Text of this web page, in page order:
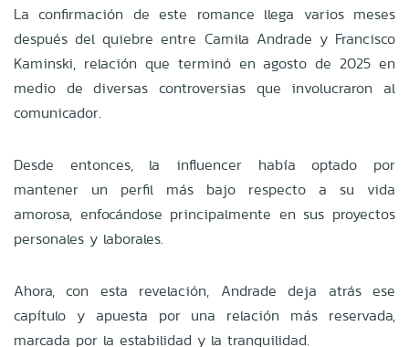
La confirmación de este romance llega varios meses
después del quiebre entre Camila Andrade y Francisco
Kaminski, relación que terminó en agosto de 2025 en
medio de diversas controversias que involucraron al
comunicador.
Desde entonces, la influencer había optado por
mantener un perfil más bajo respecto a su vida
amorosa, enfocándose principalmente en sus proyectos
personales y laborales.
Ahora, con esta revelación, Andrade deja atrás ese
capítulo y apuesta por una relación más reservada,
marcada por la estabilidad y la tranquilidad.